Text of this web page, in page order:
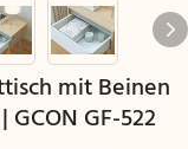
mit Beinen
GF-522